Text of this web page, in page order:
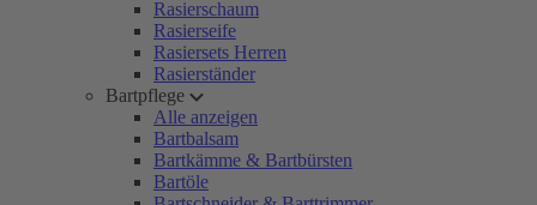
Rasierschaum
Rasierseife
Rasiersets Herren
Rasierständer
Bartpflege
Alle anzeigen
Bartbalsam
Bartkämme & Bartbürsten
Bartöle